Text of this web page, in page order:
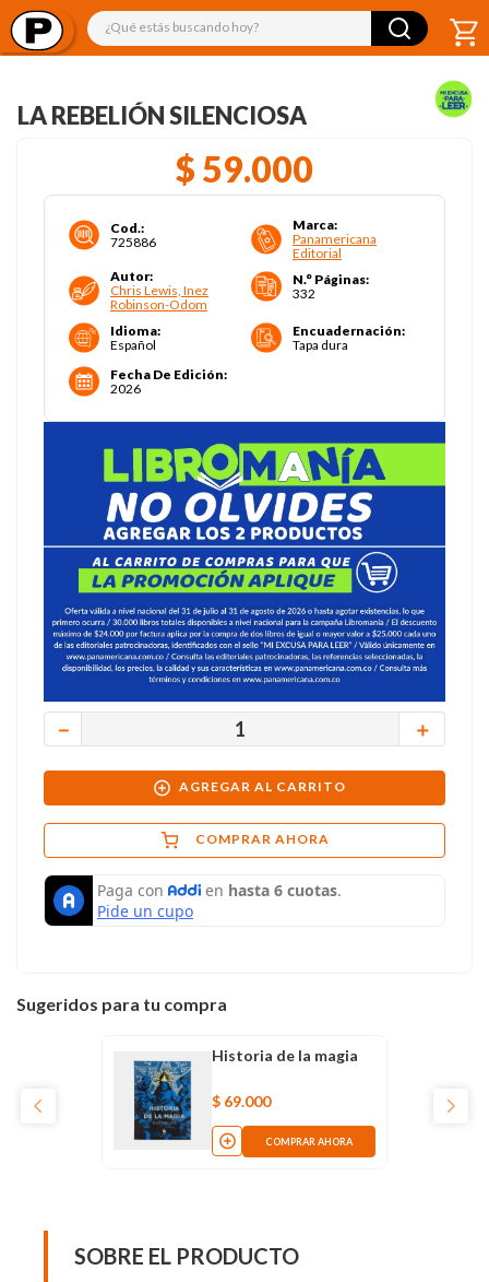
¿Qué estás buscando hoy?
LA REBELIÓN SILENCIOSA
$ 59.000
Cod.:
725886
Marca:
Panamericana
Editorial
Autor:
Chris Lewis, Inez
Robinson-Odom
N.° Páginas:
332
Idioma:
Español
Encuadernación:
Tapa dura
Fecha De Edición:
2026
＋
－
AGREGAR AL CARRITO
COMPRAR AHORA
Sugeridos para tu compra
Historia de la magia
$ 69.000
COMPRAR AHORA
SOBRE EL PRODUCTO